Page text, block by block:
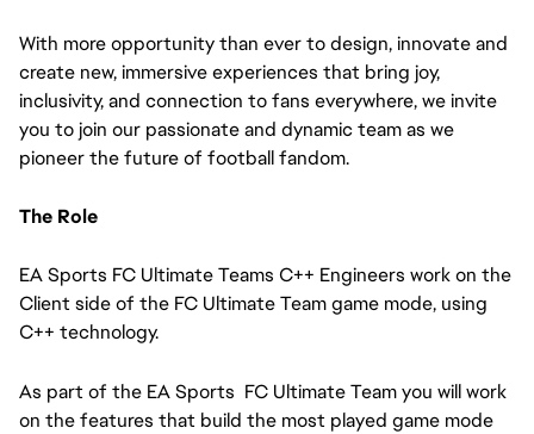
With more opportunity than ever to design, innovate and
create new, immersive experiences that bring joy,
inclusivity, and connection to fans everywhere, we invite
you to join our passionate and dynamic team as we
pioneer the future of football fandom.
The Role
EA Sports FC Ultimate Teams C++ Engineers work on the
Client side of the FC Ultimate Team game mode, using
C++ technology.
As part of the EA Sports FC Ultimate Team you will work
on the features that build the most played game mode